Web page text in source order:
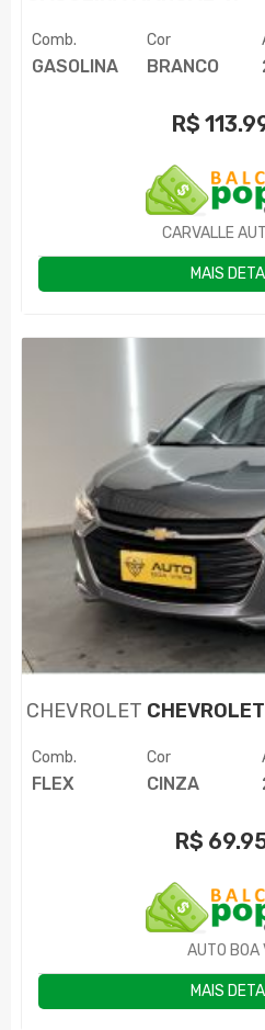
Comb.
GASOLINA
Cor
BRANCO
R$
CARVALLE
MAIS
CHEVROLET
Comb.
FLEX
Cor
CINZA
R$
AUTO BOA
MAIS